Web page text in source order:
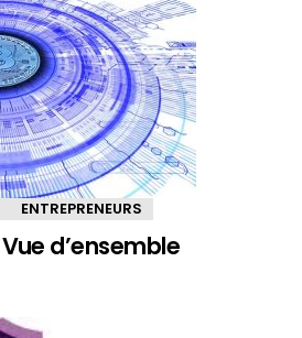
ENTREPRENEURS
d’ensemble